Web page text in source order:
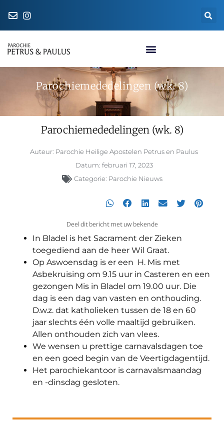
Parochiemededelingen (wk. 8)
Parochiemededelingen (wk. 8)
Auteur: Parochie Heilige Apostelen Petrus en Paulus
Datum: februari 17, 2023
Categorie: Parochie Nieuws
Deel dit bericht met uw bekende
In Bladel is het Sacrament der Zieken
toegediend aan de heer Wil Graat.
Op Aswoensdag is er een H. Mis met
Asbekruising om 9.15 uur in Casteren en een
gezongen Mis in Bladel om 19.00 uur. Die
dag is een dag van vasten en onthouding.
D.w.z. dat katholieken tussen de 18 en 60
jaar slechts één volle maaltijd gebruiken.
Allen onthouden zich van vlees.
We wensen u prettige carnavalsdagen toe
en een goed begin van de Veertigdagentijd.
Het parochiekantoor is carnavalsmaandag
en -dinsdag gesloten.